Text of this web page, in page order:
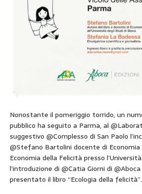
Nonostante il pomeriggio torrido, un
pubblico ha seguito a Parma, al
suggestivo @Complesso di San Paolo
@Stefano Bartolini docente di Economia
Economia della Felicità presso
l’introduzione di @Catia Giorni di
presentato il libro “Ecologia della felicità”.